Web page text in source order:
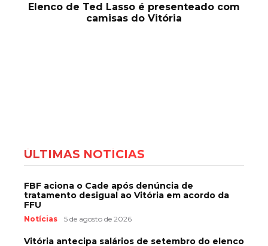
Elenco de Ted Lasso é presenteado com
camisas do Vitória
ÚLTIMAS NOTÍCIAS
FBF aciona o Cade após denúncia de
tratamento desigual ao Vitória em acordo da
FFU
Notícias 5 de agosto de 2026
Vitória antecipa salários de setembro do elenco